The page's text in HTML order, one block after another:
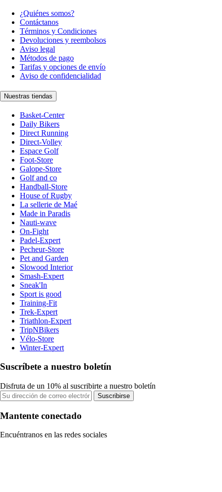
¿Quiénes somos?
Contáctanos
Términos y Condiciones
Devoluciones y reembolsos
Aviso legal
Métodos de pago
Tarifas y opciones de envío
Aviso de confidencialidad
Nuestras tiendas
Basket-Center
Daily Bikers
Direct Running
Direct-Volley
Espace Golf
Foot-Store
Galope-Store
Golf and co
Handball-Store
House of Rugby
La sellerie de Maé
Made in Paradis
Nauti-wave
On-Fight
Padel-Expert
Pecheur-Store
Pet and Garden
Slowood Interior
Smash-Expert
Sneak'In
Sport is good
Training-Fit
Trek-Expert
Triathlon-Expert
TripNBikers
Vélo-Store
Winter-Expert
Suscríbete a nuestro boletín
Disfruta de un 10% al suscribirte a nuestro boletín
Suscribirse
Mantente conectado
Encuéntranos en las redes sociales